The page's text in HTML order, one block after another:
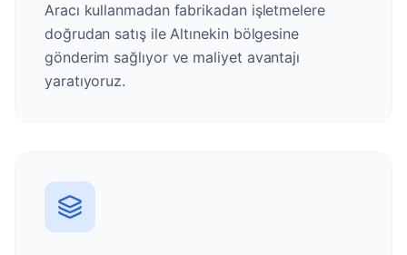
Aracı kullanmadan fabrikadan işletmelere
doğrudan satış ile Altınekin bölgesine
gönderim sağlıyor ve maliyet avantajı
yaratıyoruz.